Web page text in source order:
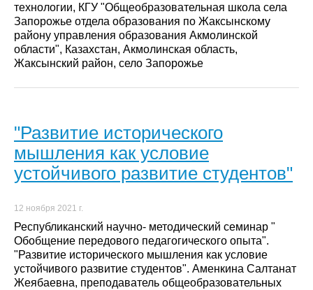
технологии, КГУ "Общеобразовательная школа села
Запорожье отдела образования по Жаксынскому
району управления образования Акмолинской
области", Казахстан, Акмолинская область,
Жаксынский район, село Запорожье
"Развитие исторического
мышления как условие
устойчивого развитие студентов"
12 ноября 2021 г.
Республиканский научно- методический семинар "
Обобщение передового педагогического опыта".
"Развитие исторического мышления как условие
устойчивого развитие студентов". Аменкина Салтанат
Жеябаевна, преподаватель общеобразовательных